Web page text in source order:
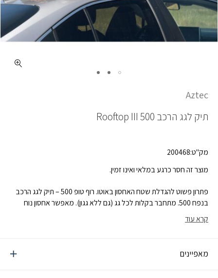
Aztec
תיק לגג הרכב Rooftop III 500
מק"ט:200468
מוצר זה חסר כרגע במלאי ואינו זמין.
פתרון פשוט להגדלת שטח האחסון באוטו. רוף טופ 500 – תיק לגג הרכב
בנפח 500. מתחבר בקלות לכל גג (גם ללא גגון). מאפשר אחסון נוח
קרא עוד
מאפיינים